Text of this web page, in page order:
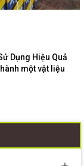
Dụng Hiệu Quả
một vật liệu